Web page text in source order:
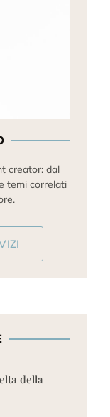
creator: dal
temi correlati
della